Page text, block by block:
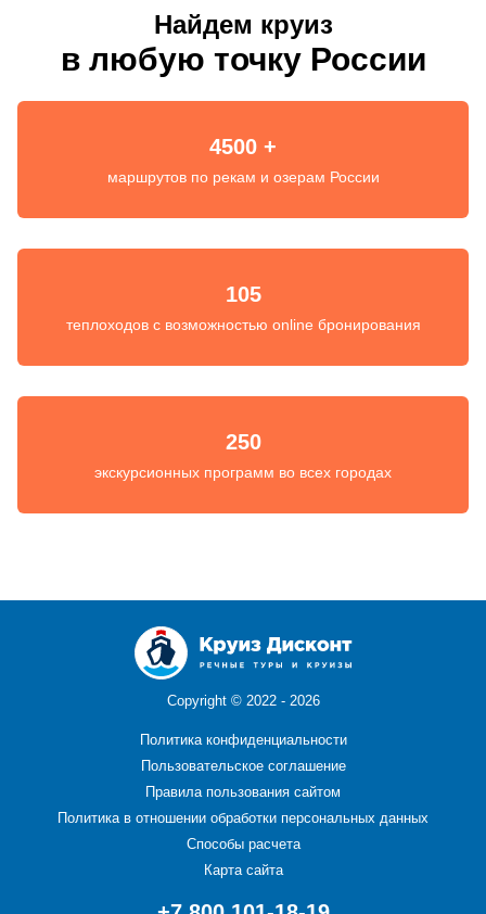
Найдем круиз
в любую точку России
4500 +
маршрутов по рекам и озерам России
105
теплоходов с возможностью online бронирования
250
экскурсионных программ во всех городах
Copyright © 2022 - 2026
Политика конфиденциальности
Пользовательское соглашение
Правила пользования сайтом
Политика в отношении обработки персональных данных
Способы расчета
Карта сайта